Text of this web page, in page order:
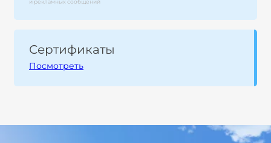
и рекламных сообщений
Сертификаты
Посмотреть